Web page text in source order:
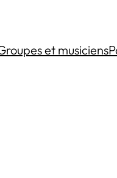
et musiciens